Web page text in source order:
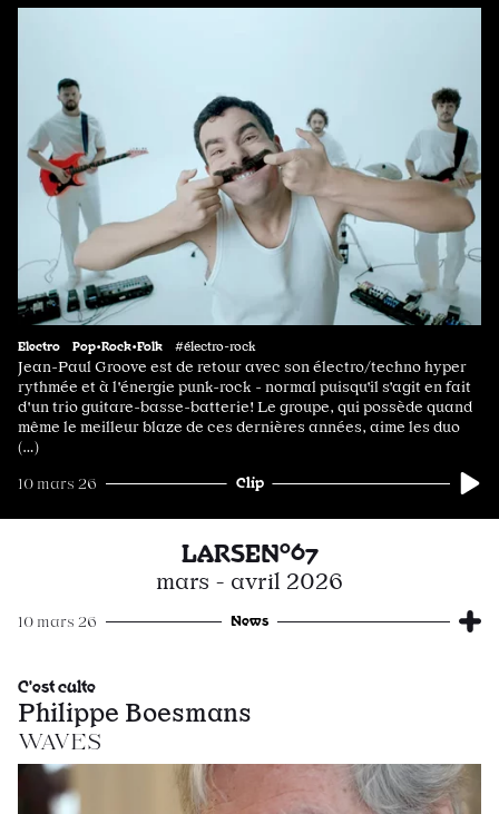
Electro Pop•Rock•Folk #électro-rock
Jean-Paul Groove est de retour avec son électro/techno hyper
rythmée et à l'énergie punk-rock - normal puisqu'il s'agit en fait
d'un trio guitare-basse-batterie! Le groupe, qui possède quand
même le meilleur blaze de ces dernières années, aime les duo
(…)
10 mars 26 Clip
LARSEN°67
mars - avril 2026
10 mars 26 News
C'est culte
Philippe Boesmans
WAVES